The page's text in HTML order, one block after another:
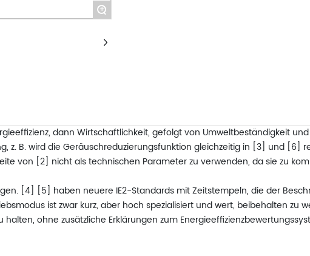
+
dann Wirtschaftlichkeit, gefolgt von Umweltbeständigkeit
z. B. wird die Geräuschreduzierungsfunktion gleichzeitig in [3] und [6]
von [2] nicht als technischen Parameter zu verwenden, da sie zu
[4] [5] haben neuere IE2-Standards mit Zeitstempeln, die der
ist zwar kurz, aber hoch spezialisiert und wert, beibehalten zu
ohne zusätzliche Erklärungen zum